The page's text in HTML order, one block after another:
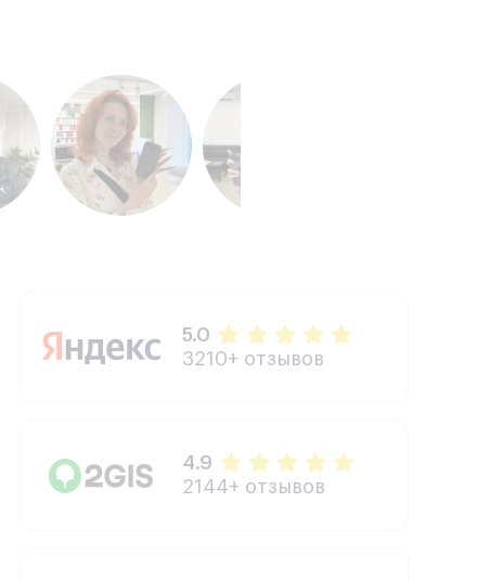
5.0
3210+ отзывов
4.9
2144+ отзывов